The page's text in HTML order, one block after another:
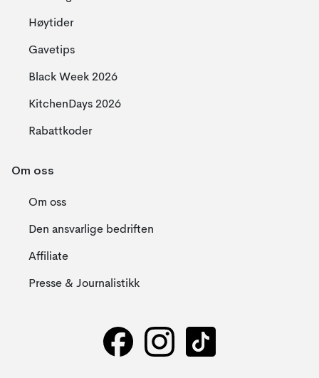
Høytider
Gavetips
Black Week 2026
KitchenDays 2026
Rabattkoder
Om oss
Om oss
Den ansvarlige bedriften
Affiliate
Presse & Journalistikk